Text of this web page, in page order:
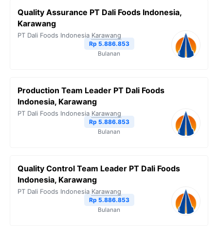
Quality Assurance PT Dali Foods Indonesia,
Karawang
PT Dali Foods Indonesia Karawang
Rp 5.886.853
Bulanan
Production Team Leader PT Dali Foods
Indonesia, Karawang
PT Dali Foods Indonesia Karawang
Rp 5.886.853
Bulanan
Quality Control Team Leader PT Dali Foods
Indonesia, Karawang
PT Dali Foods Indonesia Karawang
Rp 5.886.853
Bulanan